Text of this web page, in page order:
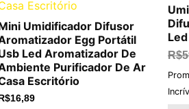
Umidificador Difusor
Egg Portátil
Led Aromatizador De
Purificador De Ar
Escritório
R$16,89
R$